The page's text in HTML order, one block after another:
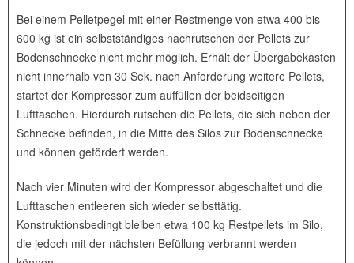
Bei einem Pelletpegel mit einer Restmenge von etwa 400 bis
600 kg ist ein selbstständiges nachrutschen der Pellets zur
Bodenschnecke nicht mehr möglich. Erhält der Übergabekasten
nicht innerhalb von 30 Sek. nach Anforderung weitere Pellets,
startet der Kompressor zum auffüllen der beidseitigen
Lufttaschen. Hierdurch rutschen die Pellets, die sich neben der
Schnecke befinden, in die Mitte des Silos zur Bodenschnecke
und können gefördert werden.
Nach vier Minuten wird der Kompressor abgeschaltet und die
Lufttaschen entleeren sich wieder selbsttätig.
Konstruktionsbedingt bleiben etwa 100 kg Restpellets im Silo,
die jedoch mit der nächsten Befüllung verbrannt werden